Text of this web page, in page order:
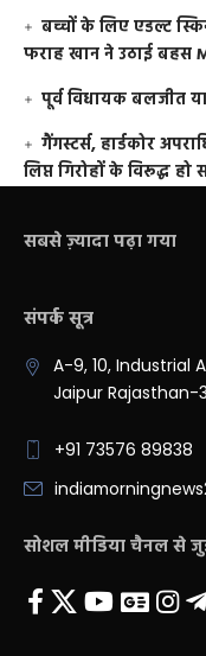
बच्चों के लिए एडल्ट
फराह खान ने उठाई बहस
पूर्व विधायक बलजीत
गैंगस्टर्स, हार्डकोर
लिप्त गिरोहों के विरूद्ध
सबसे ज़्यादा पढ़ा गया
संपर्क सूत्र
A-9, 10, Industrial
Jaipur Rajasthan-
+91 73576 89838
सोशल मीडिया चैनल से